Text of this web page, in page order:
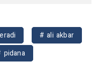
# ali akbar
pidana